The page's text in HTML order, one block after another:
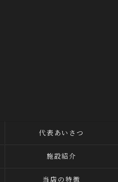
代表あいさつ
施設紹介
当店の特徴